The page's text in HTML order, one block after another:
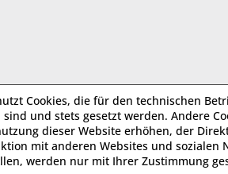
Cookies, die für den technischen
und stets gesetzt werden. Andere
dieser Website erhöhen, der
mit anderen Websites und sozialen
werden nur mit Ihrer Zustimmung